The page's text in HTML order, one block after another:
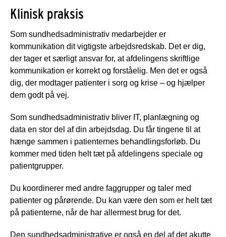
Klinisk praksis
Som sundhedsadministrativ medarbejder er
kommunikation dit vigtigste arbejdsredskab. Det er dig,
der tager et særligt ansvar for, at afdelingens skriftlige
kommunikation er korrekt og forståelig. Men det er også
dig, der modtager patienter i sorg og krise – og hjælper
dem godt på vej.
Som sundhedsadministrativ bliver IT, planlægning og
data en stor del af din arbejdsdag. Du får tingene til at
hænge sammen i patienternes behandlingsforløb. Du
kommer med tiden helt tæt på afdelingens speciale og
patientgrupper.
Du koordinerer med andre faggrupper og taler med
patienter og pårørende. Du kan være den som er helt tæt
på patienterne, når de har allermest brug for det.
Den sundhedsadministrative er også en del af det akutte